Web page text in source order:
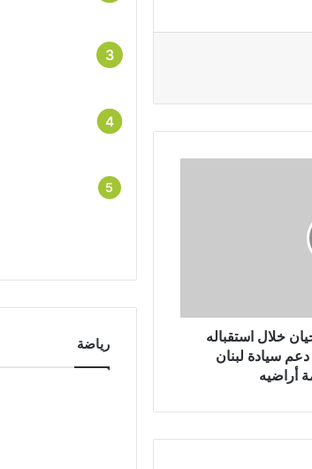
خلال استقباله
سيادة لبنان
أراضيه
رياضة